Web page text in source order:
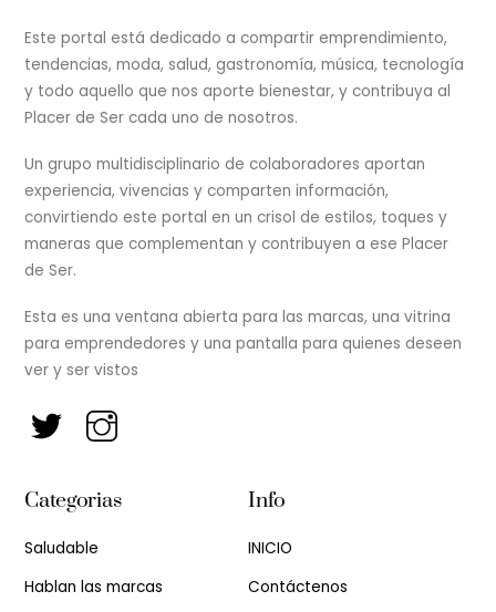
Top
Este portal está dedicado a compartir emprendimiento,
tendencias, moda, salud, gastronomía, música, tecnología
y todo aquello que nos aporte bienestar, y contribuya al
Placer de Ser cada uno de nosotros.
Un grupo multidisciplinario de colaboradores aportan
experiencia, vivencias y comparten información,
convirtiendo este portal en un crisol de estilos, toques y
maneras que complementan y contribuyen a ese Placer
de Ser.
Esta es una ventana abierta para las marcas, una vitrina
para emprendedores y una pantalla para quienes deseen
ver y ser vistos
Categorias
Saludable
Hablan las marcas
Info
INICIO
Contáctenos